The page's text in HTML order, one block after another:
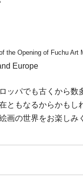
the Opening of Fuchu Art
Europe
ッパでも古くから
ともなるからかも
画の世界をお楽しみ